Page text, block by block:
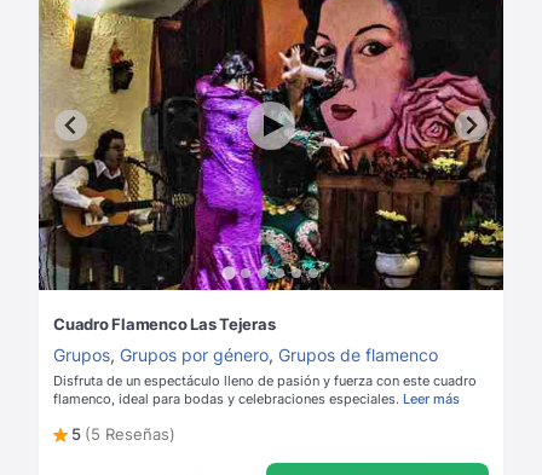
Cuadro Flamenco Las Tejeras
Grupos, Grupos por género, Grupos de flamenco
Disfruta de un espectáculo lleno de pasión y fuerza con este cuadro
flamenco, ideal para bodas y celebraciones especiales. Leer más
5 (5 Reseñas)